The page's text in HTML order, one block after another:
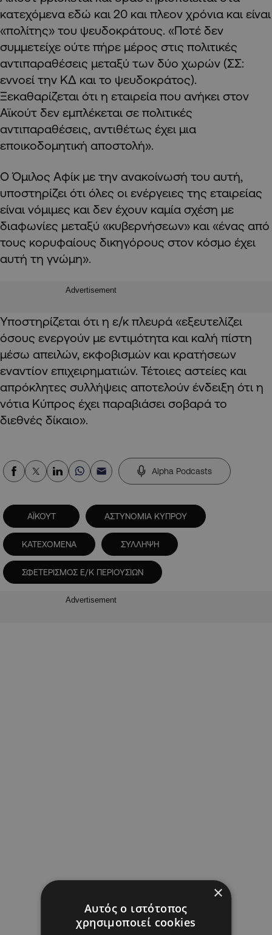
κατεχόμενα εδώ και 20 και πλεον χρόνια και είναι
«πολίτης» του ψευδοκράτους. «Ποτέ δεν
συμμετείχε ούτε πήρε μέρος στις πολιτικές
αντιπαραθέσεις μεταξύ των δύο χωρών (ΣΣ:
εννοεί την ΚΔ και το ψευδοκράτος).
Ξεκαθαρίζεται ότι η εταιρεία που ανήκει στον
Αϊκούτ δεν εμπλέκεται σε πολιτικές
αντιπαραθέσεις, αντιθέτως έχει μια
εποικοδομητική αποστολή».
Ο Όμιλος Αφίκ με την ανακοίνωσή του αυτή,
υποστηρίζει ότι όλες οι ενέργειες της εταιρείας
είναι νόμιμες και δεν έχουν καμία σχέση με
διαφωνίες μεταξύ «κυβερνήσεων» και «ένας από
τους κορυφαίους δικηγόρους στον κόσμο έχει
αυτή τη γνώμη».
Advertisement
Υποστηρίζεται ότι η ε/κ πλευρά «εξευτελίζει
όσους ενεργούν με εντιμότητα και καλή πίστη
μέσω απειλών, εκφοβισμών και κρατήσεων
εναντίον επιχειρηματιών. Τέτοιες αστείες και
απρόκλητες συλλήψεις αποτελούν ένδειξη ότι η
νότια Κύπρος έχει παραβιάσει σοβαρά το
διεθνές δίκαιο».
Alpha Podcasts
ΑΪΚΟΥΤ ΑΣΤΥΝΟΜΙΑ ΚΥΠΡΟΥ
ΚΑΤΕΧΟΜΕΝΑ ΣΥΛΛΗΨΗ
ΣΦΕΤΕΡΙΣΜΟΣ Ε/Κ ΠΕΡΙΟΥΣΙΩΝ
Advertisement
×
Αυτός ο ιστότοπος
χρησιμοποιεί cookies